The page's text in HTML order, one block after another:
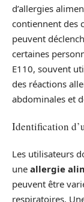
d’allergies
contiennent des
peuvent
certaines
E110, souvent
des réactions
abdominales et
Identification
Les utilisateurs
une allergie
peuvent être
respiratoires.